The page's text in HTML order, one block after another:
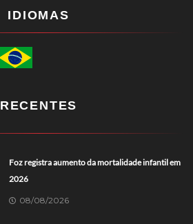
IDIOMAS
RECENTES
Foz registra aumento da mortalidade infantil em
2026
08/08/2026